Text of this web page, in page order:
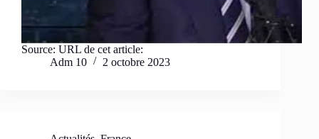
Source: URL de cet article:
Adm 10
2 octobre 2023